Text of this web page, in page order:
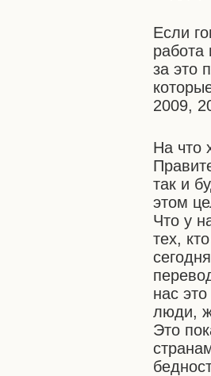
Если
работа
за это
2009,
На что
так и
этом
Что у
тех,
нас
люди,
Это